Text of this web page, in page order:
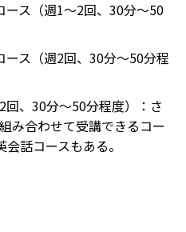
ス（週1～2回、30分～50
ス（週2回、30分～50分程
、30分～50分程度）：さ
み合わせて受講できるコー
話コースもある。